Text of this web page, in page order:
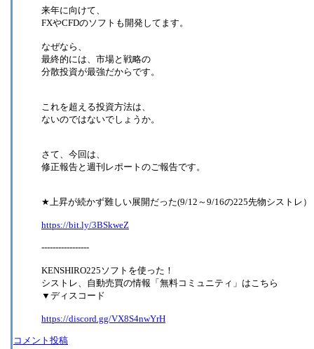
来年に向けて、
FXやCFDのソフトも開発してます。
なぜなら、
最終的には、市場と戦略の
分散投資が最強だからです。
これを超える投資方法は、
ないのではないでしょうか。
さて、今回は、
修正報告と週刊レポートのご報告です。
★上昇が続かず難しい展開だった(9/12～9/16の225先物シストレ）
https://bit.ly/3BSkweZ
-----------------
KENSHIRO225ソフトを使った！
シストレ、自動売買の情報「無料コミュニティ」はこちら
▼ディスコード
https://discord.gg/VX8S4nwYrH
コメント投稿